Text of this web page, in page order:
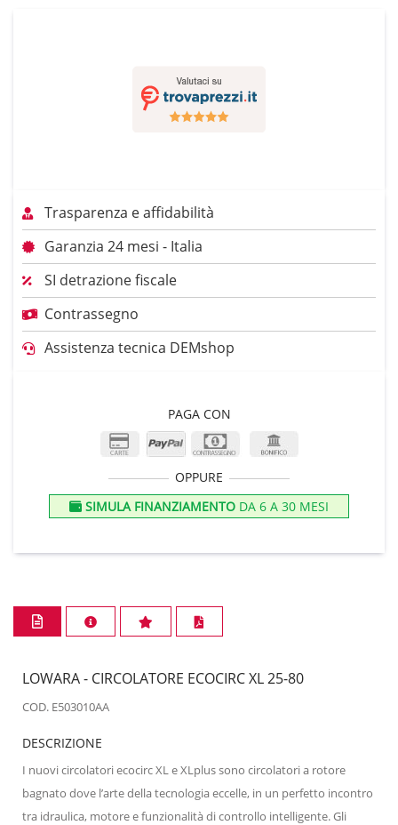
Trasparenza e affidabilità
Garanzia 24 mesi - Italia
SI detrazione fiscale
Contrassegno
Assistenza tecnica DEMshop
PAGA CON
OPPURE
SIMULA FINANZIAMENTO DA 6 A 30 MESI
LOWARA - CIRCOLATORE ECOCIRC XL 25-80
COD. E503010AA
DESCRIZIONE
I nuovi circolatori ecocirc XL e XLplus sono circolatori a rotore
bagnato dove l’arte della tecnologia eccelle, in un perfetto incontro
tra idraulica, motore e funzionalità di controllo intelligente. Gli